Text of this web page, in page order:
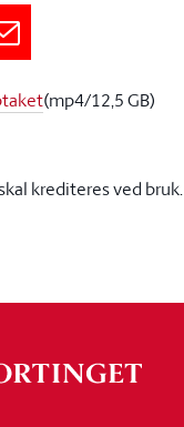
(mp4/12,5 GB)
krediteres ved bruk.